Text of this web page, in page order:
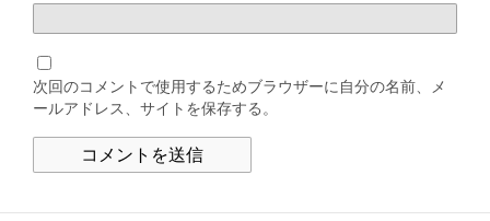
次回のコメントで使用するためブラウザーに自分の名前、メ
ールアドレス、サイトを保存する。